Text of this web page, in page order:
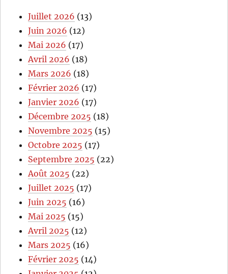
Juillet 2026 (13)
Juin 2026 (12)
Mai 2026 (17)
Avril 2026 (18)
Mars 2026 (18)
Février 2026 (17)
Janvier 2026 (17)
Décembre 2025 (18)
Novembre 2025 (15)
Octobre 2025 (17)
Septembre 2025 (22)
Août 2025 (22)
Juillet 2025 (17)
Juin 2025 (16)
Mai 2025 (15)
Avril 2025 (12)
Mars 2025 (16)
Février 2025 (14)